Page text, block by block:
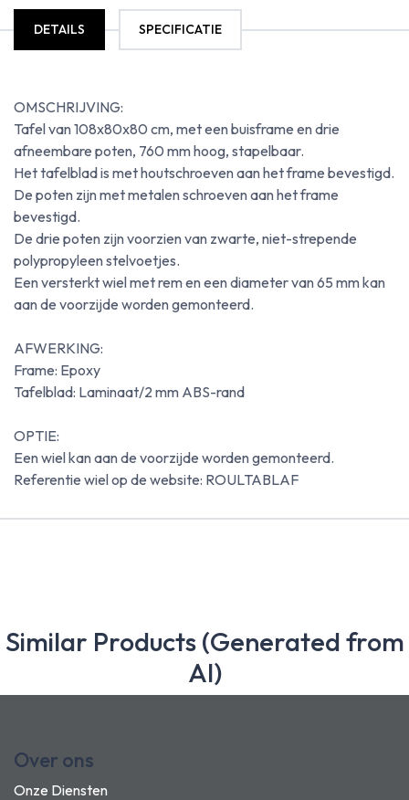
DETAILS SPECIFICATIE
OMSCHRIJVING:
Tafel van 108x80x80 cm, met een buisframe en drie
afneembare poten, 760 mm hoog, stapelbaar.
Het tafelblad is met houtschroeven aan het frame bevestigd.
De poten zijn met metalen schroeven aan het frame
bevestigd.
De drie poten zijn voorzien van zwarte, niet-strepende
polypropyleen stelvoetjes.
Een versterkt wiel met rem en een diameter van 65 mm kan
aan de voorzijde worden gemonteerd.
AFWERKING:
Frame: Epoxy
Tafelblad: Laminaat/2 mm ABS-rand
OPTIE:
Een wiel kan aan de voorzijde worden gemonteerd.
Referentie wiel op de website: ROULTABLAF
Similar Products (Generated from
AI)
Over ons
Onze Diensten